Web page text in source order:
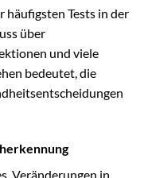
häufigsten Tests in der
über
und viele
bedeutet, die
Veränderungen in